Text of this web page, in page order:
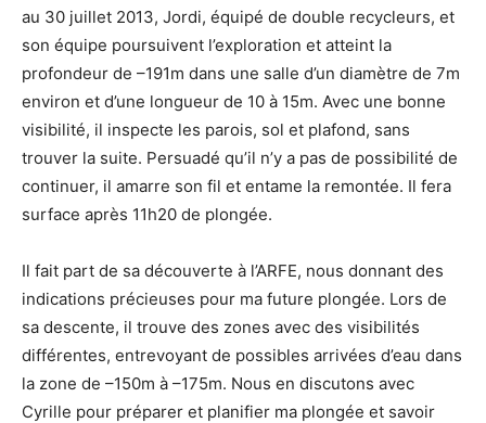
au 30 juillet 2013, Jordi, équipé de double recycleurs, et
son équipe poursuivent l’exploration et atteint la
profondeur de –191m dans une salle d’un diamètre de 7m
environ et d’une longueur de 10 à 15m. Avec une bonne
visibilité, il inspecte les parois, sol et plafond, sans
trouver la suite. Persuadé qu’il n’y a pas de possibilité de
continuer, il amarre son fil et entame la remontée. Il fera
surface après 11h20 de plongée.
Il fait part de sa découverte à l’ARFE, nous donnant des
indications précieuses pour ma future plongée. Lors de
sa descente, il trouve des zones avec des visibilités
différentes, entrevoyant de possibles arrivées d’eau dans
la zone de –150m à –175m. Nous en discutons avec
Cyrille pour préparer et planifier ma plongée et savoir